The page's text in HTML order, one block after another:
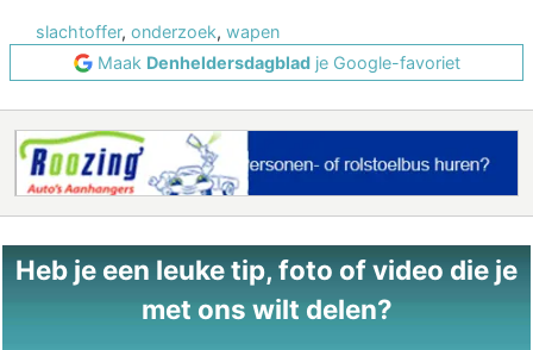
slachtoffer, onderzoek, wapen
Maak Denheldersdagbladje Google-favoriet
Heb je een leuke tip, foto of video die je
met ons wilt delen?